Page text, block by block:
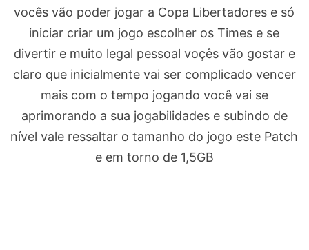
vocês vão poder jogar a Copa Libertadores e só
iniciar criar um jogo escolher os Times e se
divertir e muito legal pessoal voçês vão gostar e
claro que inicialmente vai ser complicado vencer
mais com o tempo jogando você vai se
aprimorando a sua jogabilidades e subindo de
nível vale ressaltar o tamanho do jogo este Patch
e em torno de 1,5GB